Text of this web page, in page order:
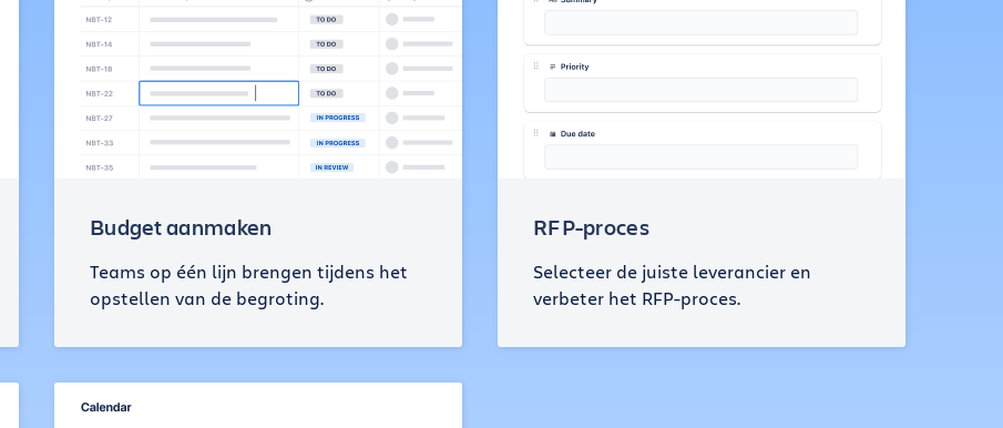
Budget aanmaken
Teams op één lijn brengen tijdens het
opstellen van de begroting.
RFP-proces
Selecteer de juiste leverancier en
verbeter het RFP-proces.